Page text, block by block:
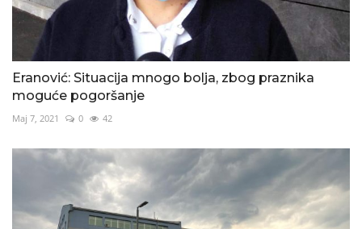
Eranović: Situacija mnogo bolja, zbog praznika
moguće pogoršanje
Maj 7, 2021 0 42